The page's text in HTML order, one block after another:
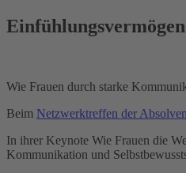
Wie Frauen durch starke
Beim Netzwerktreffen der
In ihrer Keynote Wie Frauen die
Kommunikation und